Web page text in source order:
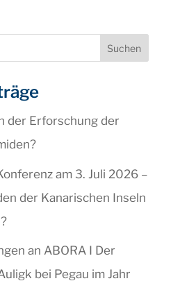
Suchen
der Erforschung der
am 3. Juli 2026 –
der Kanarischen Inseln
an ABORA I Der
bei Pegau im Jahr